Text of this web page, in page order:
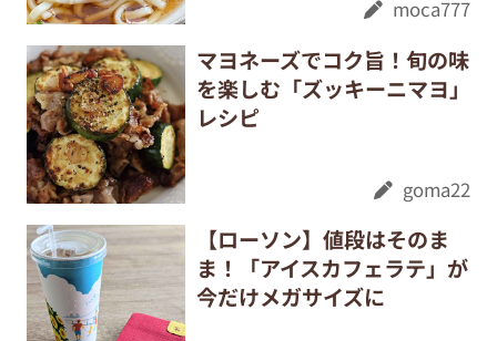
moca777
マヨネーズでコク旨！旬の味
を楽しむ「ズッキーニマヨ」
レシピ
goma22
【ローソン】値段はそのま
ま！「アイスカフェラテ」が
今だけメガサイズに